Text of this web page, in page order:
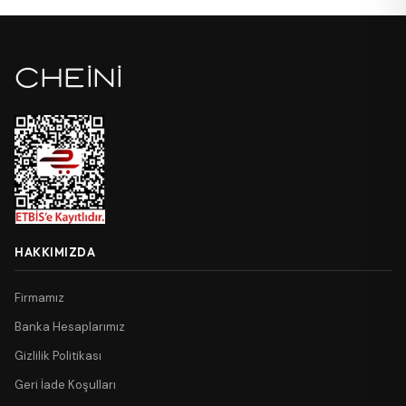
HAKKIMIZDA
Firmamız
Banka Hesaplarımız
Gizlilik Politikası
Geri İade Koşulları